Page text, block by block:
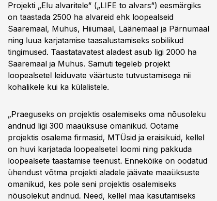
Projekti „Elu alvaritele” („LIFE to alvars”) eesmärgiks
on taastada 2500 ha alvareid ehk loopealseid
Saaremaal, Muhus, Hiiumaal, Läänemaal ja Pärnumaal
ning luua karjatamise taasalustamiseks sobilikud
tingimused. Taastatavatest aladest asub ligi 2000 ha
Saaremaal ja Muhus. Samuti tegeleb projekt
loopealsetel leiduvate väärtuste tutvustamisega nii
kohalikele kui ka külalistele.
„Praeguseks on projektis osalemiseks oma nõusoleku
andnud ligi 300 maaüksuse omanikud. Ootame
projektis osalema firmasid, MTÜsid ja eraisikuid, kellel
on huvi karjatada loopealsetel loomi ning pakkuda
loopealsete taastamise teenust. Ennekõike on oodatud
ühendust võtma projekti aladele jäävate maaüksuste
omanikud, kes pole seni projektis osalemiseks
nõusolekut andnud. Need, kellel maa kasutamiseks